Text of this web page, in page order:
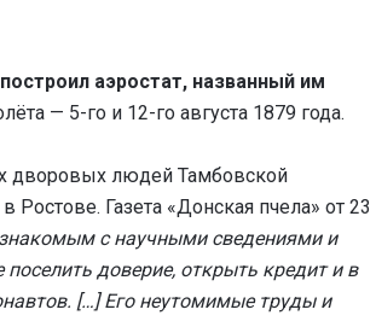
построил аэростат, названный им
— 5-го и 12-го августа 1879 года.
дворовых людей Тамбовской
Ростове. Газета «Донская пчела» от 23
с научными сведениями и
доверие, открыть кредит и в
[…] Его неутомимые труды и